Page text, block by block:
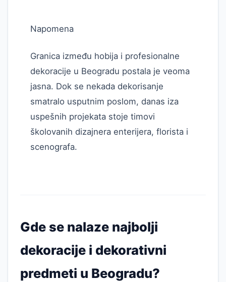
Napomena
Granica između hobija i profesionalne
dekoracije u Beogradu postala je veoma
jasna. Dok se nekada dekorisanje
smatralo usputnim poslom, danas iza
uspešnih projekata stoje timovi
školovanih dizajnera enterijera, florista i
scenografa.
Gde se nalaze najbolji
dekoracije i dekorativni
predmeti u Beogradu?